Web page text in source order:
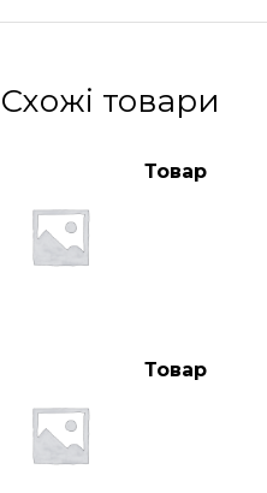
Схожі товари
Товар
Товар